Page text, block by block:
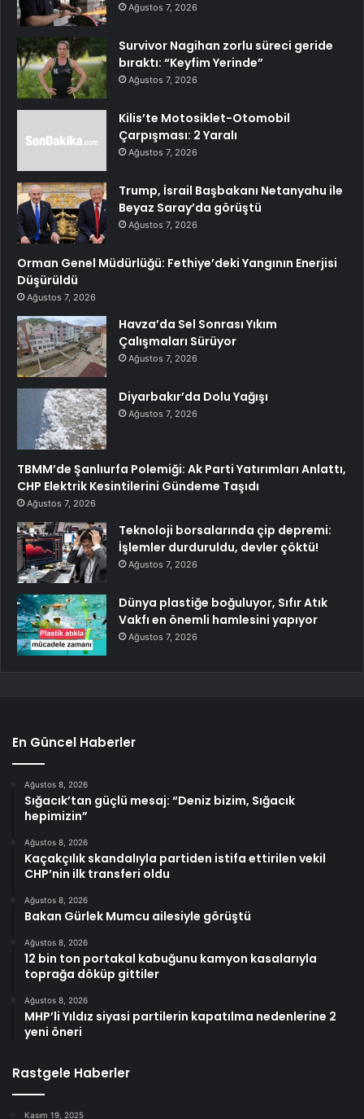
Ağustos 7, 2026
Survivor Nagihan zorlu süreci geride
bıraktı: “Keyfim Yerinde”
Ağustos 7, 2026
Kilis’te Motosiklet-Otomobil
Çarpışması: 2 Yaralı
Ağustos 7, 2026
Trump, İsrail Başbakanı Netanyahu ile
Beyaz Saray’da görüştü
Ağustos 7, 2026
Orman Genel Müdürlüğü: Fethiye’deki Yangının Enerjisi
Düşürüldü
Ağustos 7, 2026
Havza’da Sel Sonrası Yıkım
Çalışmaları Sürüyor
Ağustos 7, 2026
Diyarbakır’da Dolu Yağışı
Ağustos 7, 2026
TBMM’de Şanlıurfa Polemiği: Ak Parti Yatırımları Anlattı,
CHP Elektrik Kesintilerini Gündeme Taşıdı
Ağustos 7, 2026
Teknoloji borsalarında çip depremi:
İşlemler durduruldu, devler çöktü!
Ağustos 7, 2026
Dünya plastiğe boğuluyor, Sıfır Atık
Vakfı en önemli hamlesini yapıyor
Ağustos 7, 2026
En Güncel Haberler
Ağustos 8, 2026
Sığacık’tan güçlü mesaj: “Deniz bizim, Sığacık
hepimizin”
Ağustos 8, 2026
Kaçakçılık skandalıyla partiden istifa ettirilen vekil
CHP’nin ilk transferi oldu
Ağustos 8, 2026
Bakan Gürlek Mumcu ailesiyle görüştü
Ağustos 8, 2026
12 bin ton portakal kabuğunu kamyon kasalarıyla
toprağa döküp gittiler
Ağustos 8, 2026
MHP’li Yıldız siyasi partilerin kapatılma nedenlerine 2
yeni öneri
Rastgele Haberler
Kasım 19, 2025